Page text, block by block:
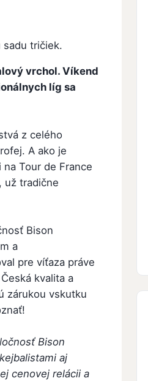
sadu tričiek.
vrchol. Víkend
líg sa
z celého
A ako je
Tour de France
už tradične
Bison
a
pre víťaza práve
kvalita a
zárukou vskutku
Bison
aj
cenovej relácii a